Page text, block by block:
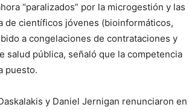
“paralizados” por la microgestión y las
de científicos jóvenes (bioinformáticos,
a congelaciones de contrataciones y
pública, señaló que la competencia
puesto.
y Daniel Jernigan renunciaron en